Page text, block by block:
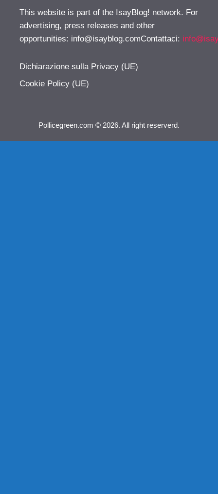
This website is part of the IsayBlog! network. For
advertising, press releases and other
opportunities: info@isayblog.comContattaci:
Dichiarazione sulla Privacy (UE)
Cookie Policy (UE)
Pollicegreen.com © 2026. All right reserverd.